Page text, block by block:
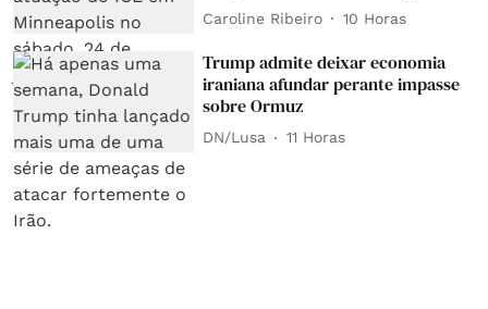
Caroline Ribeiro 10 Horas
Trump admite deixar economia
iraniana afundar perante impasse
sobre Ormuz
DN/Lusa 11 Horas